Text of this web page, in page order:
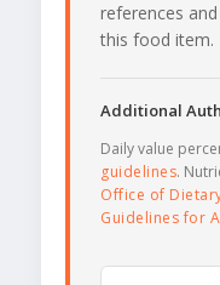
references
this food item.
Additional
Daily value
guidelines.
Office of
Guidelines for